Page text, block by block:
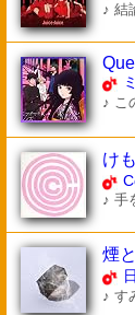
♪ 結
♪ こ
け
♪ 手
煙
♪ す